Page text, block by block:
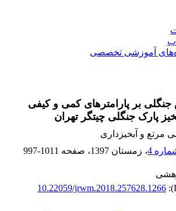
آموزشی تخصصی
جنگلی بر پارامترهای کمی و کیفی
پارک جنگلی چیتگر تهران
مرتع و آبخیزداری
، زمستان 1397 ، صفحه 997-1011
10.22059/jrwm.2018.257628.1266